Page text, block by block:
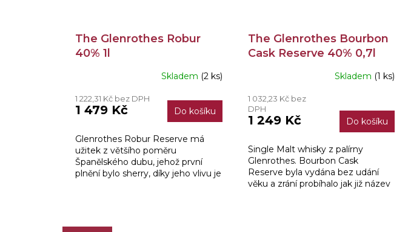
The Glenrothes Robur
40% 1l
Skladem (2 ks)
1 222,31 Kč bez DPH
1 479 Kč Do košíku
Glenrothes Robur Reserve má
užitek z většího poměru
Španělského dubu, jehož první
plnění bylo sherry, díky jeho vlivu je
The Glenrothes Bourbon
Cask Reserve 40% 0,7l
Skladem (1 ks)
1 032,23 Kč bez
DPH
1 249 Kč Do košíku
Single Malt whisky z palírny
Glenrothes. Bourbon Cask
Reserve byla vydána bez udání
věku a zrání probíhalo jak již název